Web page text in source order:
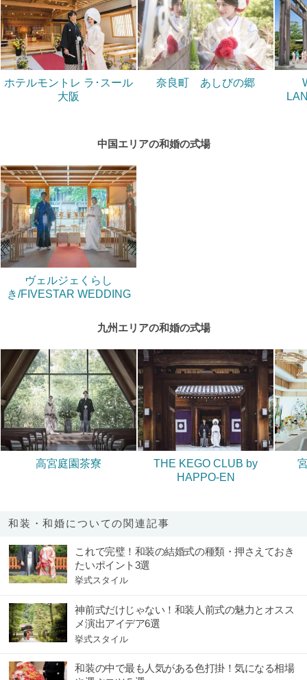
ホテルモントレ ラ･スール
大阪
奈良町 あしびの郷
中国エリアの和婚の式場
ヴェルジェくらし
き/FIVESTAR WEDDING
九州エリアの和婚の式場
高宮庭園茶寮
THE KEGO CLUB by
HAPPO-EN
和装・和婚についての関連記事
これで完璧！和装の結婚式の種類・押さえておき
たいポイント3選
挙式スタイル
神前式だけじゃない！和装人前式の魅力とオスス
メ演出アイデア6選
挙式スタイル
和装の中で最も人気がある色打掛！気になる相場